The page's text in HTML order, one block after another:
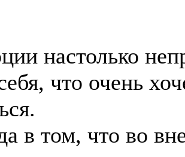
настолько
что очень
в том, что во